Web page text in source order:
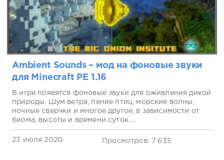
Ambient Sounds – мод на фоновые звуки
для Minecraft PE 1.16
В игре появятся фоновые звуки для оживления дикой
природы. Шум ветра, пение птиц, морские волны,
ночные сверчки и многое другое, в зависимости от
биома, высоты и времени суток....
23 июля 2020 Просмотров: 7 635